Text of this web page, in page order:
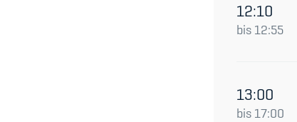
12:10
bis 12:55
13:00
bis 17:00